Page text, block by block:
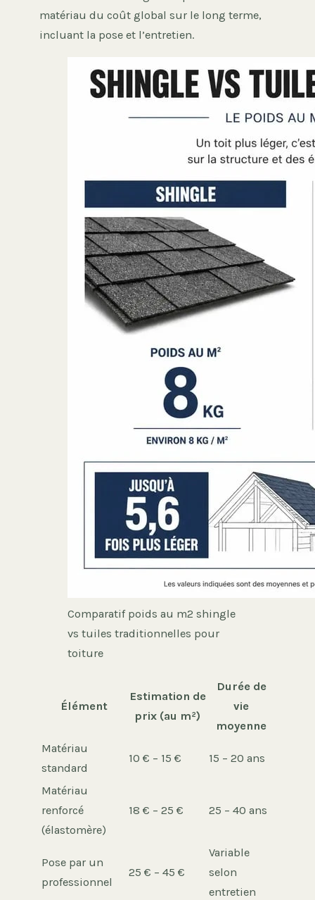
matériau du coût global sur le long terme,
incluant la pose et l’entretien.
Comparatif poids au m2 shingle
vs tuiles traditionnelles pour
toiture
Élément
Estimation de
prix (au m²)
Durée de
vie
moyenne
Matériau
standard
10 € – 15 € 15 – 20 ans
Matériau
renforcé
(élastomère)
18 € – 25 € 25 – 40 ans
Pose par un
professionnel
25 € – 45 €
Variable
selon
entretien